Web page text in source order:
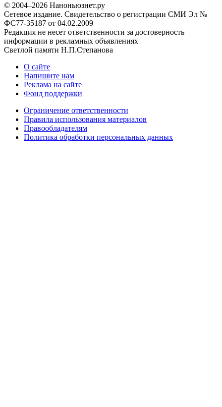
© 2004–2026 Наноньюзнет.ру
Сетевое издание. Свидетельство о регистрации СМИ Эл №
ФС77-35187 от 04.02.2009
Редакция не несет ответственности за достоверность
информации в рекламных объявлениях
Светлой памяти Н.П.Степанова
О сайте
Напишите нам
Реклама на сайте
Фонд поддержки
Ограничение ответственности
Правила использования материалов
Правообладателям
Политика обработки персональных данных